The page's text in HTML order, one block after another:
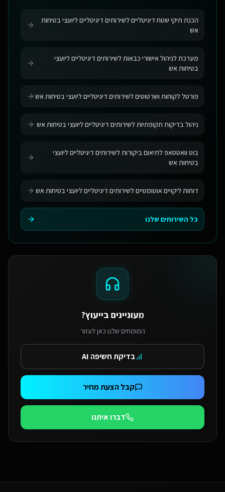
הכנת תיקי שטח דיגיטליים לשירותים דיגיטליים ליועצי בטיחות
אש
מערכת לניהול אישורי כבאות לשירותים דיגיטליים ליועצי
בטיחות אש
פורטל לקוחות ושרטוטים לשירותים דיגיטליים ליועצי בטיחות אש
ניהול בדיקות תקופתיות לשירותים דיגיטליים ליועצי בטיחות אש
בוט וואטסאפ לתיאום ביקורות לשירותים דיגיטליים ליועצי
בטיחות אש
דוחות ליקויים אוטומטיים לשירותים דיגיטליים ליועצי בטיחות אש
כל השירותים שלנו
מעוניינים בייעוץ?
המומחים שלנו כאן לעזור
בדיקת חשיפה AI
קבל הצעת מחיר
דברו איתנו